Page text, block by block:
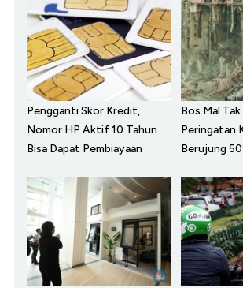
Pengganti Skor Kredit,
Nomor HP Aktif 10 Tahun
Bisa Dapat Pembiayaan
Bos Mal
Peringatan
Berujung